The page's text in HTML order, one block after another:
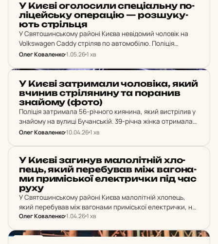
У Києві ого­ло­си­ли спе­ці­аль­ну по­
лі­цей­ську опе­ра­цію — роз­шу­ку­
ють стріль­ця
У Святошинському районі Києва невідомий чоловік на
Volkswagen Caddy стріляв по автомобілю. Поліція
розпочала спецоперацію. Жертв не виявлено. Останні
Олег Коваленко1.05.261 хв
У Києві зат­ри­ма­ли чо­ло­ві­ка, який
вчинив стрі­ля­ни­ну та по­ра­нив
зна­йо­му (фото)
Поліція затримала 56-річного киянина, який вистрілив у
знайому на вулиці Бучанській. 39-річна жінка отримала
вогнепальне поранення стегна. Зловмисника
Олег Коваленко10.04.261 хв
НОВИНИ
У Києві за­ги­нув ма­ло­літ­ній хло­
пець, який пе­ре­бу­вав між ва­го­на­
ми при­місь­кої елек­трич­ки під час
руху
У Святошинському районі Києва малолітній хлопець,
який перебував між вагонами приміської електрички, не
втримався й упав на колії. Дитина потрапила під поїзд і
Олег Коваленко1.04.261 хв